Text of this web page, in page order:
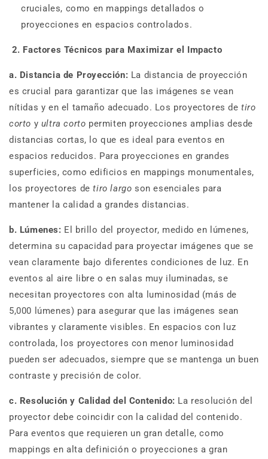
cruciales, como en mappings detallados o
proyecciones en espacios controlados.
2. Factores Técnicos para Maximizar el Impacto
a. Distancia de Proyección: La distancia de proyección
es crucial para garantizar que las imágenes se vean
nítidas y en el tamaño adecuado. Los proyectores detiro
corto y ultra corto permiten proyecciones amplias desde
distancias cortas, lo que es ideal para eventos en
espacios reducidos. Para proyecciones en grandes
superficies, como edificios en mappings monumentales,
los proyectores detiro largo son esenciales para
mantener la calidad a grandes distancias.
b. Lúmenes: El brillo del proyector, medido en lúmenes,
determina su capacidad para proyectar imágenes que se
vean claramente bajo diferentes condiciones de luz. En
eventos al aire libre o en salas muy iluminadas, se
necesitan proyectores con alta luminosidad (más de
5,000 lúmenes) para asegurar que las imágenes sean
vibrantes y claramente visibles. En espacios con luz
controlada, los proyectores con menor luminosidad
pueden ser adecuados, siempre que se mantenga un buen
contraste y precisión de color.
c. Resolución y Calidad del Contenido: La resolución del
proyector debe coincidir con la calidad del contenido.
Para eventos que requieren un gran detalle, como
mappings en alta definición o proyecciones a gran